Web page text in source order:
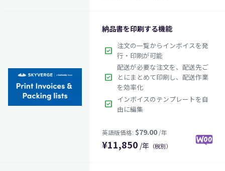
納品書を印刷する機能
check_box 注文の一覧からインボイスを発
行・印刷が可能
check_box
配送が必要な注文を、配送先ご
とにまとめて印刷し、配送作業
を効率化
check_box インボイスのテンプレートを自
由に編集
¥11,850 /年 （税別）